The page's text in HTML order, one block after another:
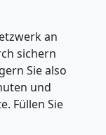
an
sichern
Sie also
und
Füllen Sie